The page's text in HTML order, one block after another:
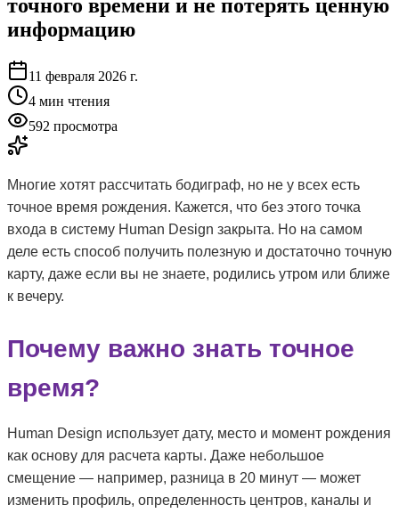
точного времени и не потерять ценную
информацию
11 февраля 2026 г.
4 мин чтения
592 просмотра
Многие хотят рассчитать бодиграф, но не у всех есть
точное время рождения. Кажется, что без этого точка
входа в систему Human Design закрыта. Но на самом
деле есть способ получить полезную и достаточно точную
карту, даже если вы не знаете, родились утром или ближе
к вечеру.
Почему важно знать точное
время?
Human Design использует дату, место и момент рождения
как основу для расчета карты. Даже небольшое
смещение — например, разница в 20 минут — может
изменить профиль, определенность центров, каналы и